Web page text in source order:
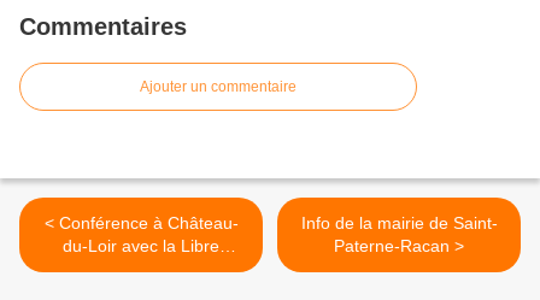
Commentaires
Ajouter un commentaire
< Conférence à Château-
du-Loir avec la Libre
Pensée
Info de la mairie de Saint-
Paterne-Racan >